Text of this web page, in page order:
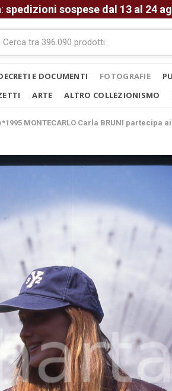
spedizioni sospese dal 13 al 24
E DOCUMENTI FOTOGRAFIE
ARTE ALTRO COLLEZIONISMO
MONTECARLO Carla BRUNI partecipa ai